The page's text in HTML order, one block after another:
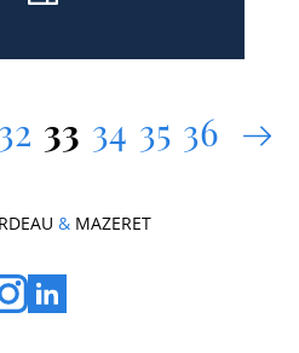
32 33 34 35 36
& MAZERET